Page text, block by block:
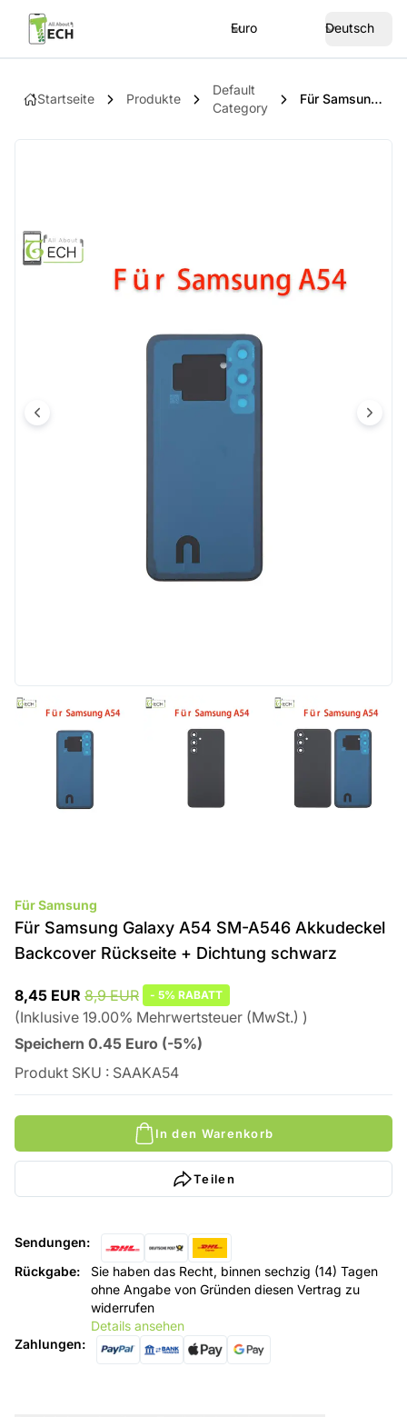
Euro Deutsch
Startseite Produkte
Default
Category
Für Samsung Galaxy A54 SM-A546 Akkudeckel Backcover Rückseite + Dichtung Schwarz
Für Samsung
Für Samsung Galaxy A54 SM-A546 Akkudeckel
Backcover Rückseite + Dichtung schwarz
8,45 EUR 8,9 EUR - 5% RABATT
(Inklusive 19.00% Mehrwertsteuer (MwSt.) )
Speichern 0.45 Euro (-5%)
Produkt SKU : SAAKA54
In den Warenkorb
Teilen
Sendungen:
Rückgabe:
Sie haben das Recht, binnen sechzig (14) Tagen
ohne Angabe von Gründen diesen Vertrag zu
widerrufen
Details ansehen
Zahlungen: